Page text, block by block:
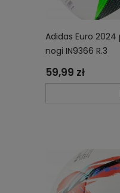
Adidas Euro
nogi IN9366 R.3
59,99 zł